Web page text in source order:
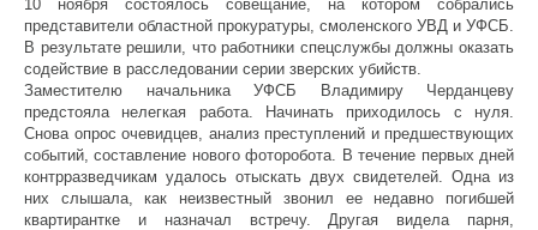
10 ноября состоялось совещание, на котором собрались
представители областной прокуратуры, смоленского УВД и УФСБ.
В результате решили, что работники спецслужбы должны оказать
содействие в расследовании серии зверских убийств.
Заместителю начальника УФСБ Владимиру Черданцеву
предстояла нелегкая работа. Начинать приходилось с нуля.
Снова опрос очевидцев, анализ преступлений и предшествующих
событий, составление нового фоторобота. В течение первых дней
контрразведчикам удалось отыскать двух свидетелей. Одна из
них слышала, как неизвестный звонил ее недавно погибшей
квартирантке и назначал встречу. Другая видела парня,